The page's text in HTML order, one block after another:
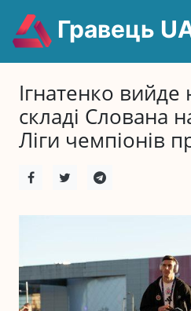
Гравець
Ігнатенко
складі Слована
Ліги чемпіонів